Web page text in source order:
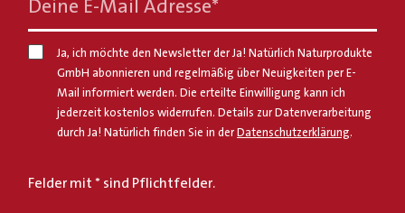
Deine E-Mail Adresse*
Ja, ich möchte den Newsletter der Ja! Natürlich Naturprodukte
GmbH abonnieren und regelmäßig über Neuigkeiten per E-
Mail informiert werden. Die erteilte Einwilligung kann ich
jederzeit kostenlos widerrufen. Details zur Datenverarbeitung
durch Ja! Natürlich finden Sie in derDatenschutzerklärung.
Felder mit * sind Pflichtfelder.